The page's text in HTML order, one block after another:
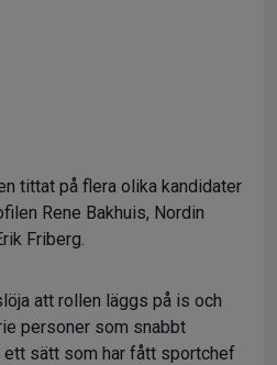
tittat på flera olika kandidater
Rene Bakhuis, Nordin
Friberg.
att rollen läggs på is och
personer som snabbt
ett sätt som har fått sportchef